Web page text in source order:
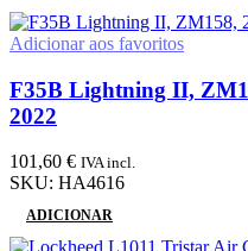
Adicionar aos favoritos
F35B Lightning II,
2022
101,60 € IVA incl.
SKU: HA4616
ADICIONAR